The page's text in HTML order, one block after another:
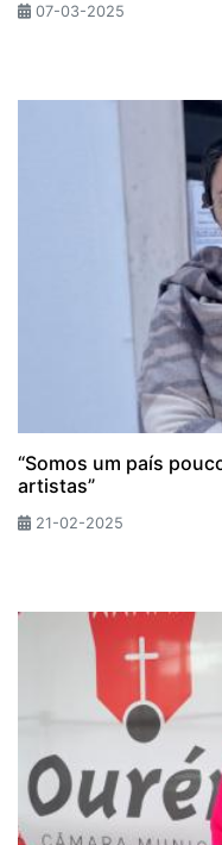
07-03-2025
“Somos um país
artistas”
21-02-2025